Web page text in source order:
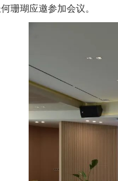
珊瑚应邀参加会议。